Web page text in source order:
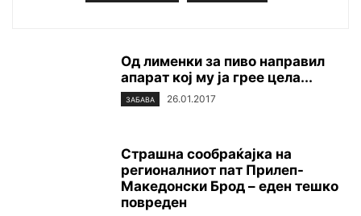
Од лименки за пиво направил
апарат кој му ја грее цела...
ЗАБАВА 26.01.2017
Страшна сообраќајка на
регионалниот пат Прилеп-
Македонски Брод – еден тешко
повреден